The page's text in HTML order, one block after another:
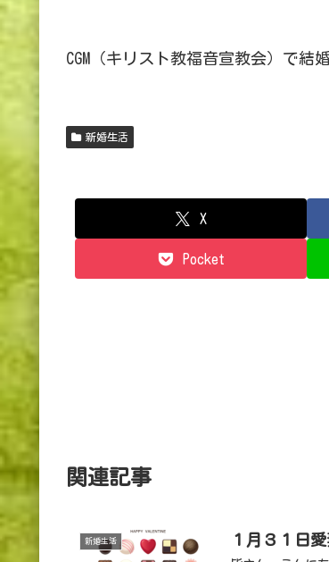
CGM（キリスト教福音宣教会）で
新婚生活
X
Pocket
関連記事
新婚生活 １月３１日